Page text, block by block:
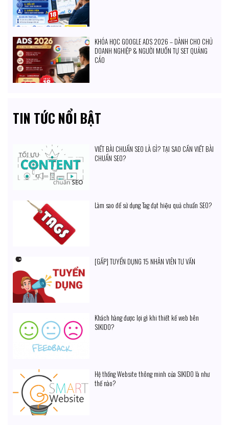
KHÓA HỌC GOOGLE ADS 2026 – DÀNH CHO CHỦ
DOANH NGHIỆP & NGƯỜI MUỐN TỰ SET QUẢNG
CÁO
TIN TỨC NỔI BẬT
VIẾT BÀI CHUẨN SEO LÀ GÌ? TẠI SAO CẦN VIẾT BÀI
CHUẨN SEO?
Làm sao để sử dụng Tag đạt hiệu quả chuẩn SEO?
[GẤP] TUYỂN DỤNG 15 NHÂN VIÊN TƯ VẤN
Khách hàng được lợi gì khi thiết kế web bên
SIKIDO?
Hệ thống Website thông minh của SIKIDO là như
thế nào?